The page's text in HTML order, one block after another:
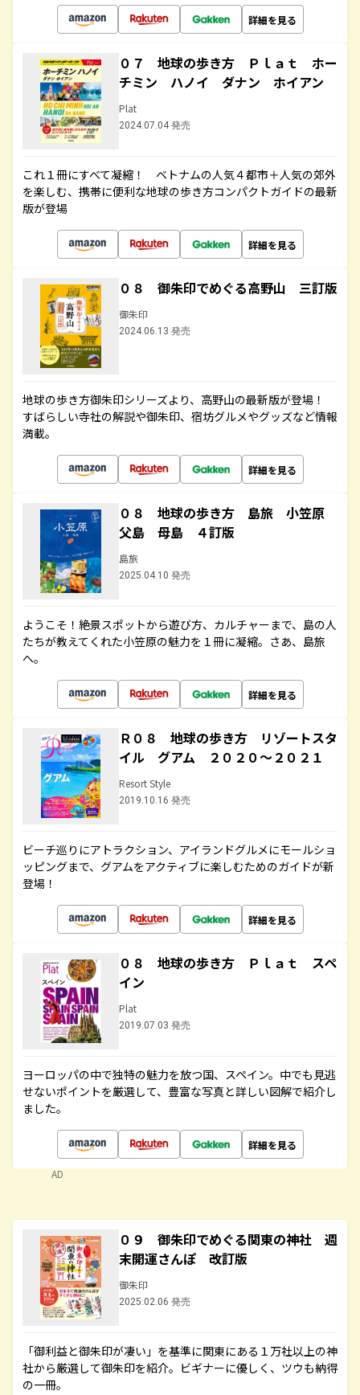
詳細を見る
０７ 地球の歩き方 Ｐｌａｔ ホー
チミン ハノイ ダナン ホイアン
Plat
2024.07.04 発売
これ１冊にすべて凝縮！ ベトナムの人気４都市＋人気の郊外
を楽しむ、携帯に便利な地球の歩き方コンパクトガイドの最新
版が登場
詳細を見る
０８ 御朱印でめぐる高野山 三訂版
御朱印
2024.06.13 発売
地球の歩き方御朱印シリーズより、高野山の最新版が登場！
すばらしい寺社の解説や御朱印、宿坊グルメやグッズなど情報
満載。
詳細を見る
０８ 地球の歩き方 島旅 小笠原
父島 母島 ４訂版
島旅
2025.04.10 発売
ようこそ！絶景スポットから遊び方、カルチャーまで、島の人
たちが教えてくれた小笠原の魅力を１冊に凝縮。さあ、島旅
へ。
詳細を見る
Ｒ０８ 地球の歩き方 リゾートスタ
イル グアム ２０２０～２０２１
Resort Style
2019.10.16 発売
ビーチ巡りにアトラクション、アイランドグルメにモールショ
ッピングまで、グアムをアクティブに楽しむためのガイドが新
登場！
詳細を見る
０８ 地球の歩き方 Ｐｌａｔ スペ
イン
Plat
2019.07.03 発売
ヨーロッパの中で独特の魅力を放つ国、スペイン。中でも見逃
せないポイントを厳選して、豊富な写真と詳しい図解で紹介し
ました。
詳細を見る
AD
０９ 御朱印でめぐる関東の神社 週
末開運さんぽ 改訂版
御朱印
2025.02.06 発売
「御利益と御朱印が凄い」を基準に関東にある１万社以上の神
社から厳選して御朱印を紹介。ビギナーに優しく、ツウも納得
の一冊。